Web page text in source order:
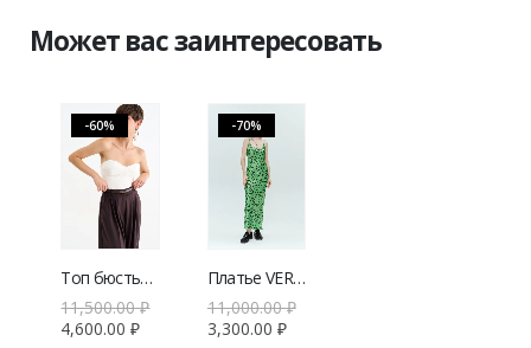
Может вас заинтересовать
-60%
Топ бюстье MUA молочный
11,500.00₽
4,600.00₽
-70%
Платье VERESK label leo green
11,000.00₽
3,300.00 ₽